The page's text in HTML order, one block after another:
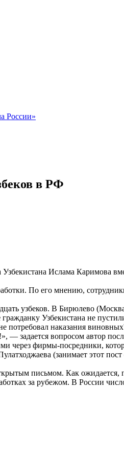
России»
в РФ
Ислама Каримова
По его мнению,
узбеков. В Бирюлево
Узбекистана не
наказания
— задается вопросом автор
через фирмы-посредники,
(занимает этот
письмом. Как ожидается,
за рубежом. В России